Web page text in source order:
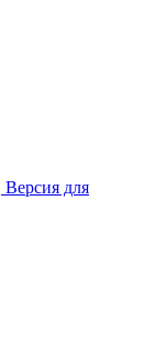
Версия для